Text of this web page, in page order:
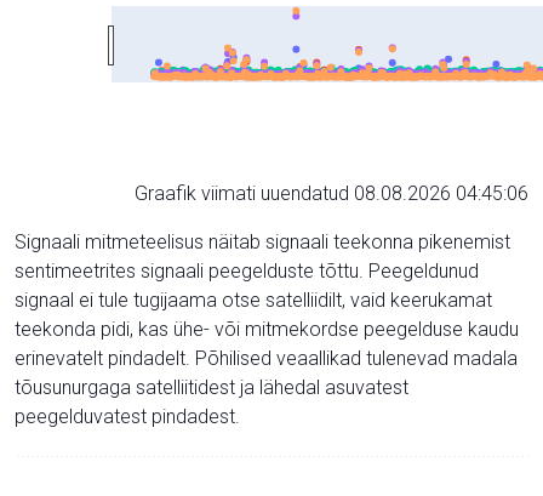
Graafik viimati uuendatud 08.08.2026 04:45:06
Signaali mitmeteelisus näitab signaali teekonna pikenemist
sentimeetrites signaali peegelduste tõttu. Peegeldunud
signaal ei tule tugijaama otse satelliidilt, vaid keerukamat
teekonda pidi, kas ühe- või mitmekordse peegelduse kaudu
erinevatelt pindadelt. Põhilised veaallikad tulenevad madala
tõusunurgaga satelliitidest ja lähedal asuvatest
peegelduvatest pindadest.